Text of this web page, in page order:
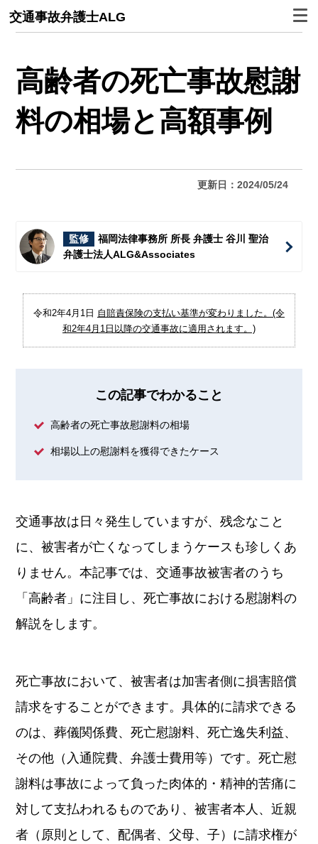
交通事故弁護士ALG
高齢者の死亡事故慰謝
料の相場と高額事例
更新日：2024/05/24
監修
福岡法律事務所 所長 弁護士 谷川 聖治
弁護士法人ALG&Associates
令和2年4月1日 自賠責保険の支払い基準が変わりました。(令
和2年4月1日以降の交通事故に適用されます。)
この記事でわかること
高齢者の死亡事故慰謝料の相場
相場以上の慰謝料を獲得できたケース
交通事故は日々発生していますが、残念なこと
に、被害者が亡くなってしまうケースも珍しくあ
りません。本記事では、交通事故被害者のうち
「高齢者」に注目し、死亡事故における慰謝料の
解説をします。
死亡事故において、被害者は加害者側に損害賠償
請求をすることができます。具体的に請求できる
のは、葬儀関係費、死亡慰謝料、死亡逸失利益、
その他（入通院費、弁護士費用等）です。死亡慰
謝料は事故によって負った肉体的・精神的苦痛に
対して支払われるものであり、被害者本人、近親
者（原則として、配偶者、父母、子）に請求権が